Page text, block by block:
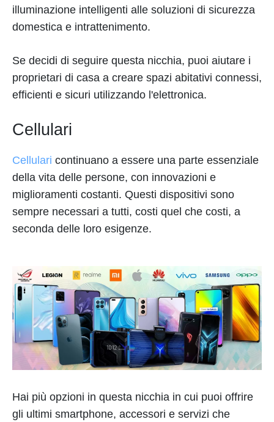
illuminazione intelligenti alle soluzioni di sicurezza
domestica e intrattenimento.
Se decidi di seguire questa nicchia, puoi aiutare i
proprietari di casa a creare spazi abitativi connessi,
efficienti e sicuri utilizzando l'elettronica.
Cellulari
Cellulari continuano a essere una parte essenziale
della vita delle persone, con innovazioni e
miglioramenti costanti. Questi dispositivi sono
sempre necessari a tutti, costi quel che costi, a
seconda delle loro esigenze.
Hai più opzioni in questa nicchia in cui puoi offrire
gli ultimi smartphone, accessori e servizi che